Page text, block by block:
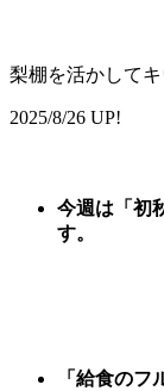
梨棚を活かして
2025/8/26 UP!
今週は 「 初
す。
「給食の